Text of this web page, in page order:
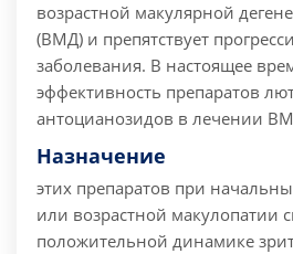
возрастной макулярной
(ВМД) и препятствует
заболевания. В настоящее
эффективность препаратов
антоцианозидов в лечении
Назначение
этих препаратов при
или возрастной макулопатии
положительной динамике